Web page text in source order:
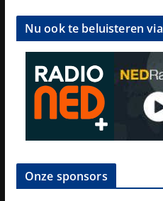
Nu ook te beluisteren via
Onze sponsors